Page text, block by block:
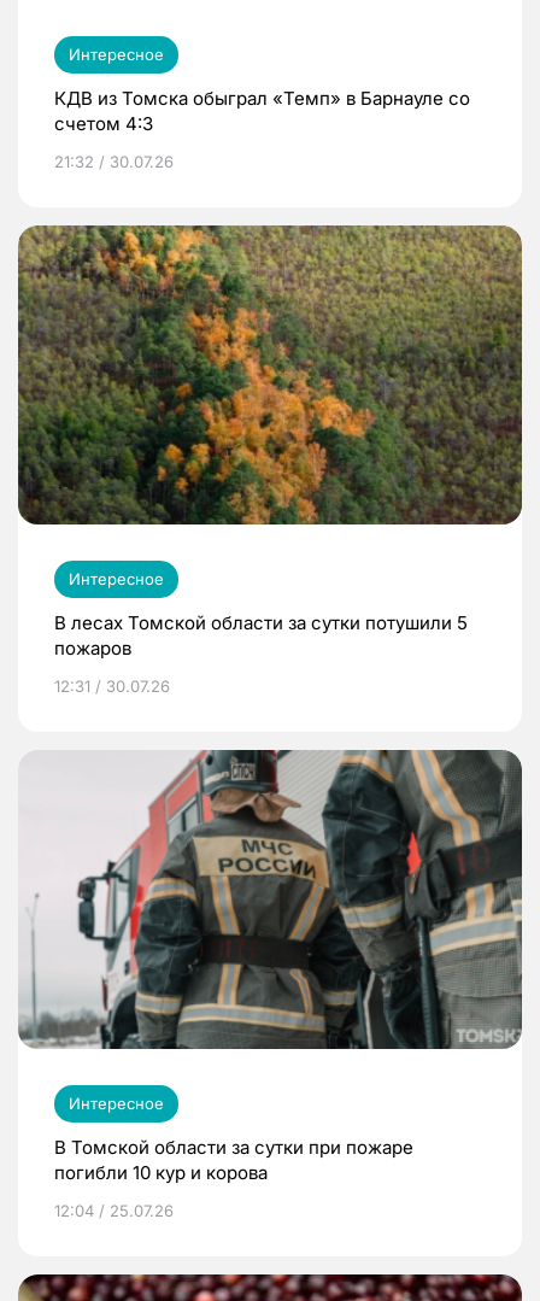
Интересное
КДВ из Томска обыграл «Темп» в Барнауле со
счетом 4:3
21:32 / 30.07.26
Интересное
В лесах Томской области за сутки потушили 5
пожаров
12:31 / 30.07.26
Интересное
В Томской области за сутки при пожаре
погибли 10 кур и корова
12:04 / 25.07.26